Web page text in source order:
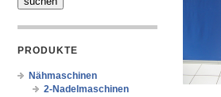
PRODUKTE
Nähmaschinen
2-Nadelmaschinen